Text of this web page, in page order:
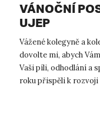
VÁNOČNÍ
UJEP
Vážené kolegyně a
dovolte mi, abych
Vaši píli, odhodlání a
roku přispěli k